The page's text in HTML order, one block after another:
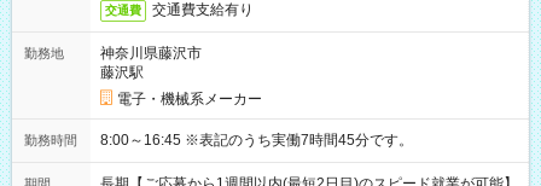
交通費 交通費支給有り
勤務地
神奈川県藤沢市
藤沢駅
電子・機械系メーカー
勤務時間 8:00～16:45 ※表記のうち実働7時間45分です。